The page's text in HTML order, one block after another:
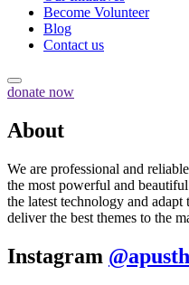
Become Volunteer
Blog
Contact us
donate now
About
We are professional and
the most powerful and
the latest technology and
deliver the best themes to the
Instagram